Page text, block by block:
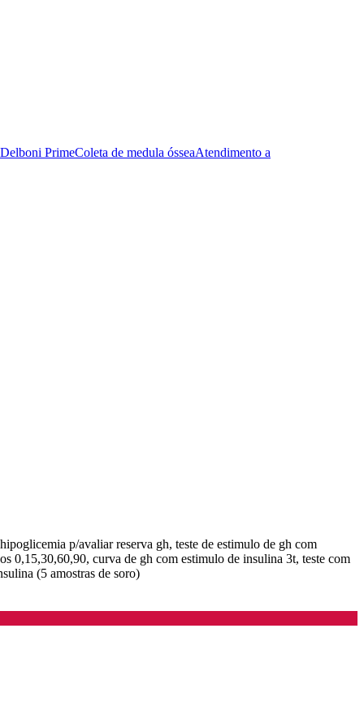
Delboni PrimeColeta de medula ósseaAtendimento a
p/avaliar reserva gh, teste de estimulo de gh com
0,15,30,60,90, curva de gh com estimulo de insulina 3t, teste com
(5 amostras de soro)